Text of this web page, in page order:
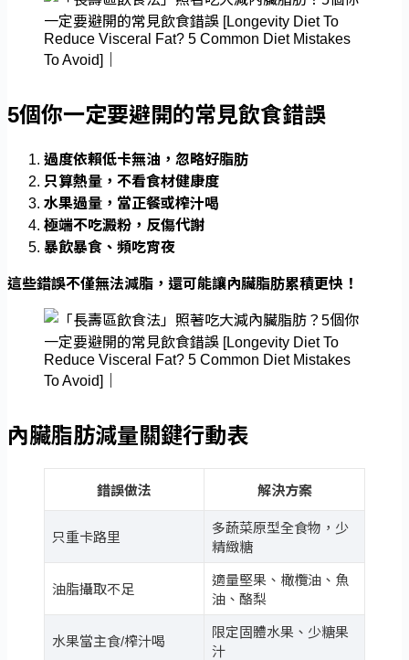
5個你一定要避開的常見飲食錯誤
過度依賴低卡無油，忽略好脂肪
只算熱量，不看食材健康度
水果過量，當正餐或榨汁喝
極端不吃澱粉，反傷代謝
暴飲暴食、頻吃宵夜
這些錯誤不僅無法減脂，還可能讓內臟脂肪累積更快！
內臟脂肪減量關鍵行動表
錯誤做法 解決方案
只重卡路里
多蔬菜原型全食物，少
精緻糖
油脂攝取不足
適量堅果、橄欖油、魚
油、酪梨
水果當主食/榨汁喝
限定固體水果、少糖果
汁